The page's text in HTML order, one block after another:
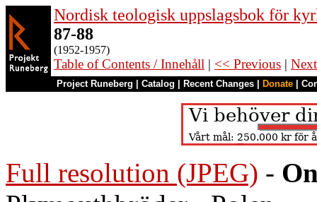
Nordisk teologisk uppslagsbok för
87-88
(1952-1957)
Table of Contents / Innehåll | << Previous |
Project Runeberg Catalog Recent Changes Donate
Full resolution (JPEG) -